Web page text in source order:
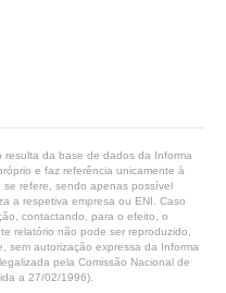
resulta da base de dados da Informa
e faz referência unicamente à
se refere, sendo apenas possível
a respetiva empresa ou ENI. Caso
contactando, para o efeito, o
relatório não pode ser reproduzido,
sem autorização expressa da Informa
pela Comissão Nacional de
a 27/02/1996).